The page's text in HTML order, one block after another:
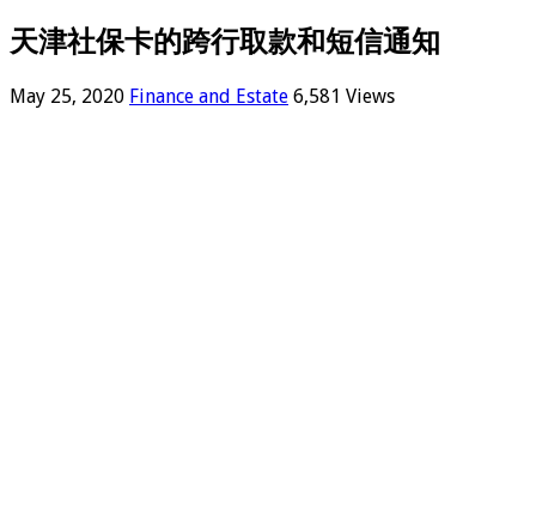
天津社保卡的跨行取款和短信通知
May 25, 2020 Finance and Estate 6,581 Views